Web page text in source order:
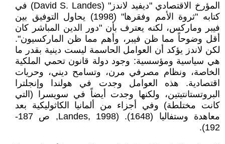
المؤرخ الاقتصادي "ديفيد لاندز" (David S. Landes) في
كتابه "ثروة الأمم وفقرها" (1998) يحاول التوفيق بين
فيبر وماركس، لكنه يعترف بأن "دور الدين المباشر كان
أقل وضوحاً مما ظن فيبر، وأهم مما ظن الماركسيون".
لكن لاندز يؤكد أن العوامل الحاسمة ليست دينية بقدر ما
هي سياسية ومؤسسية: وجود دولة قانون تحمي الملكية
الخاصة، ونظام مصرفي مرن، وتسامح ديني، وحريات
اقتصادية. هذه العوامل وجدت في هولندا وإنجلترا
البروتستانتيتين، ولكنها وجدت أيضاً في سويسرا (التي
كانت مختلطة) وفي أجزاء من ألمانيا الكاثوليكية بعد
معاهدة وستفاليا (1648). (Landes, 1998, ص 187-
192).